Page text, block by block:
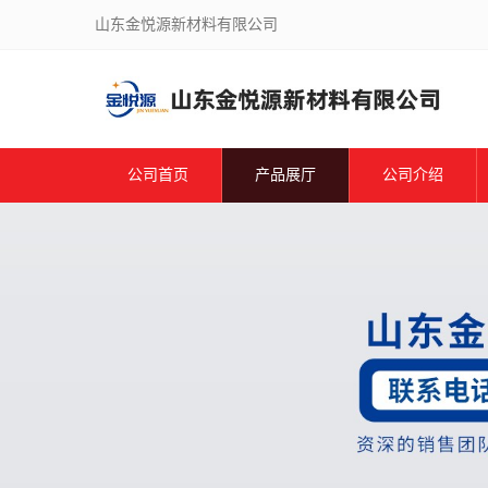
山东金悦源新材料有限公司
公司首页 产品展厅 公司介绍